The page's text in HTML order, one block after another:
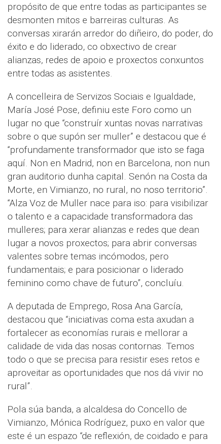
propósito de que entre todas as participantes se
desmonten mitos e barreiras culturas. As
conversas xirarán arredor do diñeiro, do poder, do
éxito e do liderado, co obxectivo de crear
alianzas, redes de apoio e proxectos conxuntos
entre todas as asistentes.
A concelleira de Servizos Sociais e Igualdade,
María José Pose, definiu este Foro como un
lugar no que “construír xuntas novas narrativas
sobre o que supón ser muller” e destacou que é
“profundamente transformador que isto se faga
aquí. Non en Madrid, non en Barcelona, non nun
gran auditorio dunha capital. Senón na Costa da
Morte, en Vimianzo, no rural, no noso territorio”.
“Alza Voz de Muller nace para iso: para visibilizar
o talento e a capacidade transformadora das
mulleres; para xerar alianzas e redes que dean
lugar a novos proxectos; para abrir conversas
valentes sobre temas incómodos, pero
fundamentais; e para posicionar o liderado
feminino como chave de futuro”, concluíu.
A deputada de Emprego, Rosa Ana García,
destacou que “iniciativas coma esta axudan a
fortalecer as economías rurais e mellorar a
calidade de vida das nosas contornas. Temos
todo o que se precisa para resistir eses retos e
aproveitar as oportunidades que nos dá vivir no
rural”.
Pola súa banda, a alcaldesa do Concello de
Vimianzo, Mónica Rodríguez, puxo en valor que
este é un espazo “de reflexión, de coidado e para